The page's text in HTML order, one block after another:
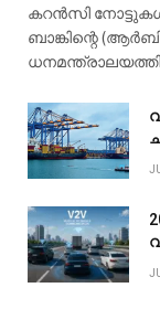
കറൻസി
ബാങ്കിന്റെ